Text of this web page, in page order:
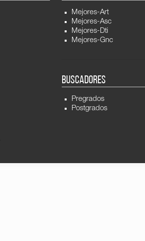
Mejores-Art
Mejores-Asc
Mejores-Dti
Mejores-Gnc
BUSCADORES
Pregrados
Postgrados